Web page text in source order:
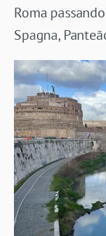
Roma
Spagna,